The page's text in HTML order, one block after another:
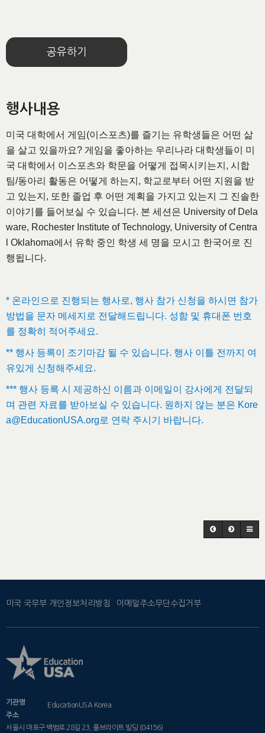
공유하기
행사내용
미국 대학에서 게임(이스포츠)를 즐기는 유학생들은 어떤 삶
을 살고 있을까요? 게임을 좋아하는 우리나라 대학생들이 미
국 대학에서 이스포츠와 학문을 어떻게 접목시키는지, 시합
팀/동아리 활동은 어떻게 하는지, 학교로부터 어떤 지원을 받
고 있는지, 또한 졸업 후 어떤 계획을 가지고 있는지 그 진솔한
이야기를 들어보실 수 있습니다. 본 세션은 University of Dela
ware, Rochester Institute of Technology, University of Centra
l Oklahoma에서 유학 중인 학생 세 명을 모시고 한국어로 진
행됩니다.
* 온라인으로 진행되는 행사로, 행사 참가 신청을 하시면 참가
방법을 문자 메세지로 전달해드립니다. 성함 및 휴대폰 번호
를 정확히 적어주세요.
** 행사 등록이 조기마감 될 수 있습니다. 행사 이틀 전까지 여
유있게 신청해주세요.
*** 행사 등록 시 제공하신 이름과 이메일이 강사에게 전달되
며 관련 자료를 받아보실 수 있습니다. 원하지 않는 분은 Kore
a@EducationUSA.org로 연락 주시기 바랍니다.
미국 국무부 개인정보처리방침 이메일주소무단수집거부
기관명
EducationUSA Korea
주소
서울시 마포구 백범로 28길 23, 풀브라이트 빌딩 (04156)